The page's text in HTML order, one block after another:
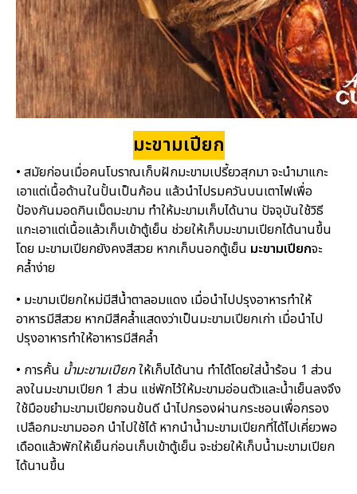
มะขามเปียก
• สมัยก่อนเมื่อคนโบราณเก็บฝักมะขามเปรี้ยวสุกมา จะนำมาแกะ
เอาแต่เนื้อด้านในปั้นเป็นก้อน แล้วนำไปรมควันบนเตาไฟเพื่อ
ป้องกันมอดกินเม็ดมะขาม ทำให้มะขามเก็บได้นาน ปัจจุบันใช้วิธี
แกะเอาแต่เนื้อแล้วเก็บเข้าตู้เย็น ช่วยให้เก็บมะขามเปียกได้นานขึ้น
โดย มะขามเปียกยังคงสีสวย หากเก็บนอกตู้เย็น มะขามเปียกจะ
คล้ำง่าย
• มะขามเปียกใหม่มีสีน้ำตาลอมแดง เมื่อนำไปปรุงอาหารทำให้
อาหารมีสีสวย หากมีสีคล้ำแสดงว่าเป็นมะขามเปียกเก่า เมื่อนำไป
ปรุงอาหารทำให้อาหารมีสีคล้ำ
• การคั้น น้ำมะขามเปียกให้เก็บได้นาน ทำได้โดยใส่น้ำร้อน 1 ส่วน
ลงในมะขามเปียก 1 ส่วน แช่พักไว้ให้มะขามอ่อนตัวและน้ำเย็นลงจึง
ใช้มือขยำมะขามเปียกจนข้นดี นำไปกรองผ่านกระชอนเพื่อกรอง
เปลือกมะขามออก นำไปใช้ได้ หากนำน้ำมะขามเปียกที่ได้ไปเคี่ยวพอ
เดือดแล้วพักให้เย็นก่อนเก็บเข้าตู้เย็น จะช่วยให้เก็บน้ำมะขามเปียก
ได้นานขึ้น